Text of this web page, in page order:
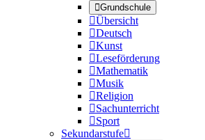
Grundschule
Übersicht
Deutsch
Kunst
Leseförderung
Mathematik
Musik
Religion
Sachunterricht
Sport
Sekundarstufe